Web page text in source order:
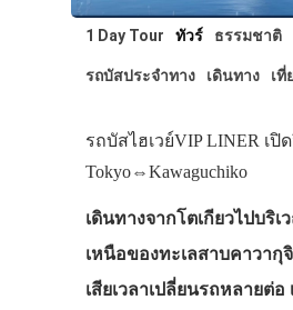
1 Day Tour ทัวร์ ธรรมชาติ
รถบัสประจำทาง เดินทาง เที่
รถบัสไฮเวย์VIP LINER เปิ
Tokyo⇔Kawaguchiko
เดินทางจากโตเกียวไปบริ
เหนือของทะเลสาบคาวากุ
เสียเวลาเปลี่ยนรถหลายต่อ